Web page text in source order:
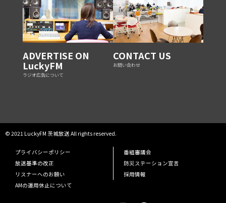
ADVERTISE ON
LuckyFM
ラジオ広告について
CONTACT US
お問い合わせ
© 2021 LuckyFM 茨城放送 All rights reserved.
プライバシーポリシー
番組審議会
放送基準の改正
防災ステーション宣言
リスナーへのお願い
採用情報
AMの運用休止について